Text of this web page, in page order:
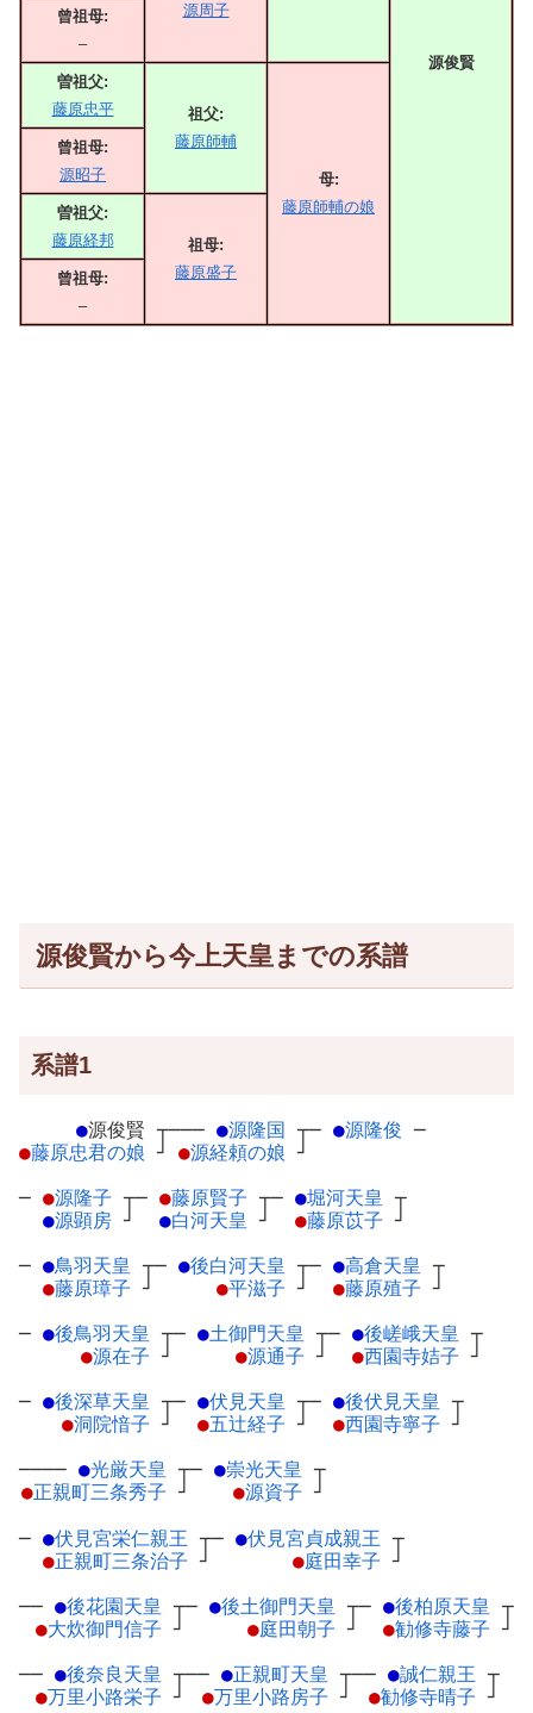
源俊賢
源周子
曾祖母:
–
曽祖父:
藤原忠平
祖父:
藤原師輔
母:
藤原師輔の娘
曾祖母:
源昭子
曽祖父:
藤原経邦
祖母:
藤原盛子
曾祖母:
–
源俊賢から今上天皇までの系譜
系譜1
●源俊賢 ┬
●藤原忠君の娘 ┘
─── ●源隆国 ┬
●源経頼の娘 ┘
─ ●源隆俊 ─
─ ●源隆子 ┬
●源顕房 ┘
─ ●藤原賢子 ┬
●白河天皇 ┘
─ ●堀河天皇 ┬
●藤原苡子 ┘
─ ●鳥羽天皇 ┬
●藤原璋子 ┘
─ ●後白河天皇 ┬
●平滋子 ┘
─ ●高倉天皇 ┬
●藤原殖子 ┘
─ ●後鳥羽天皇 ┬
●源在子 ┘
─ ●土御門天皇 ┬
●源通子 ┘
─ ●後嵯峨天皇 ┬
●西園寺姞子 ┘
─ ●後深草天皇 ┬
●洞院愔子 ┘
─ ●伏見天皇 ┬
●五辻経子 ┘
─ ●後伏見天皇 ┬
●西園寺寧子 ┘
──── ●光厳天皇 ┬
●正親町三条秀子 ┘
─ ●崇光天皇 ┬
●源資子 ┘
─ ●伏見宮栄仁親王 ┬
●正親町三条治子 ┘
─ ●伏見宮貞成親王 ┬
●庭田幸子 ┘
── ●後花園天皇 ┬
●大炊御門信子 ┘
─ ●後土御門天皇 ┬
●庭田朝子 ┘
─ ●後柏原天皇 ┬
●勧修寺藤子 ┘
── ●後奈良天皇 ┬
●万里小路栄子 ┘
── ●正親町天皇 ┬
●万里小路房子 ┘
── ●誠仁親王 ┬
●勧修寺晴子 ┘